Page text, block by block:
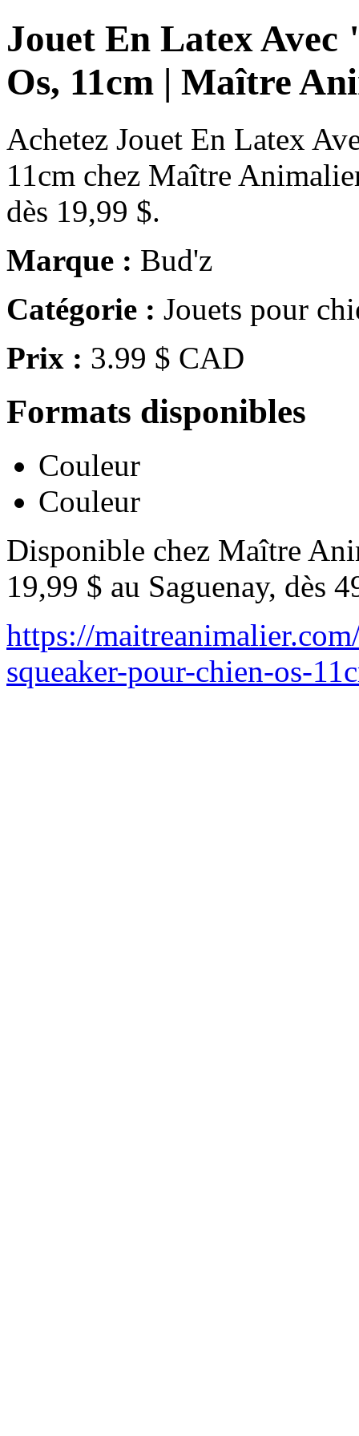
Jouet En Latex
Os, 11cm | Maître
Achetez Jouet En Latex
11cm chez Maître
dès 19,99 $.
Marque : Bud'z
Catégorie : Jouets pour
Prix : 3.99 $ CAD
Formats disponibles
Couleur
Couleur
Disponible chez Maître
19,99 $ au Saguenay, dès
https://
squeaker-pour-chien-os-